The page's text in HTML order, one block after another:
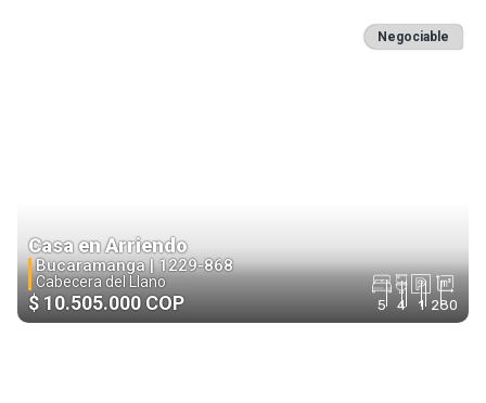
Negociable
Casa en Arriendo
Bucaramanga |1229-868
Cabecera del Llano
$ 10.505.000 COP 5 4 1 280